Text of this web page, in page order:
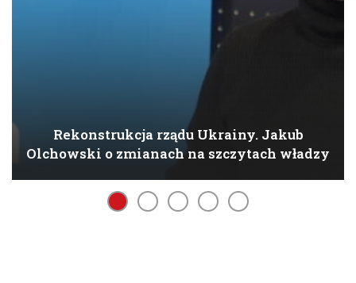
Rekonstrukcja rządu Ukrainy. Jakub
Olchowski o zmianach na szczytach władzy